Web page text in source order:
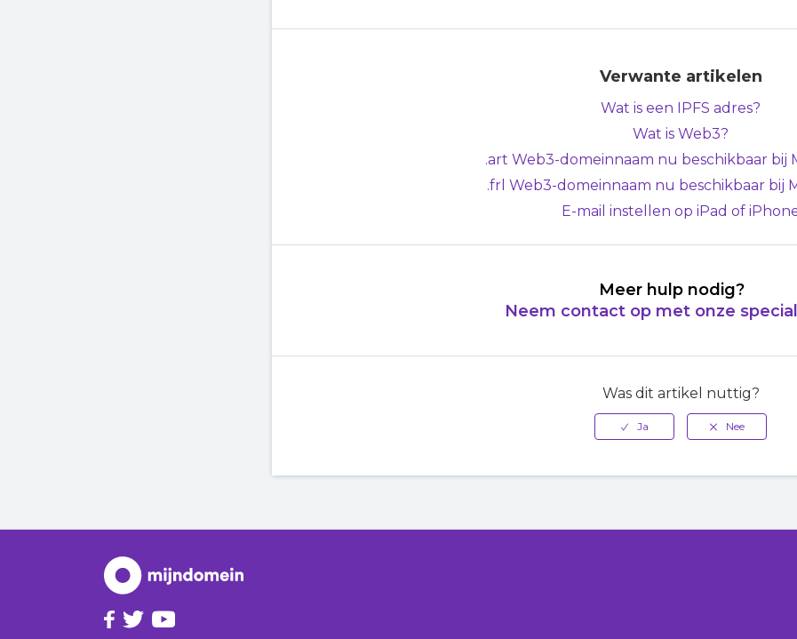
Verwante artikelen
Wat is een IPFS adres?
Wat is Web3?
.art Web3-domeinnaam nu beschikbaar bij
.frl Web3-domeinnaam nu beschikbaar bij
E-mail instellen op iPad of
Meer hulp nodig?
Neem contact op met onze
Was dit artikel nuttig?